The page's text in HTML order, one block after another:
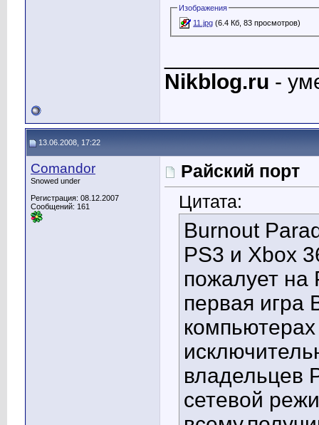
Изображения
11.jpg (6.4 Кб, 83 просмотров)
Nikblog.ru -
13.06.2008, 17:22
Comandor
Snowed under
Регистрация: 08.12.2007
Сообщений: 161
Райский порт
Цитата:
Burnout
PS3 и Xbox
пожалует на
первая игра
владельцев
сетевой